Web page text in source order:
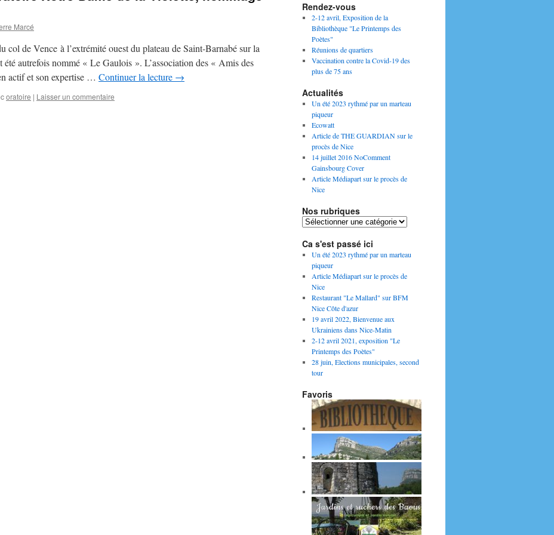
Marcé
col de Vence à l’extrémité ouest du plateau de Saint-Barnabé sur la
autrefois nommé « Le Gaulois ». L’association des « Amis des
actif et son expertise … Continuer la lecture →
oratoire | Laisser un commentaire
Rendez-vous
2-12 avril, Exposition de la
Bibliothèque "Le Printemps des
Poètes"
Réunions de quartiers
Vaccination contre la Covid-19 des
plus de 75 ans
Actualités
Un été 2023 rythmé par un marteau
piqueur
Ecowatt
Article de THE GUARDIAN sur le
procès de Nice
14 juillet 2016 NoComment
Gainsbourg Cover
Article Médiapart sur le procès de
Nice
Nos rubriques
Nos
Ca s'est passé ici
Un été 2023 rythmé par un marteau
piqueur
Article Médiapart sur le procès de
Nice
Restaurant "Le Mallard" sur BFM
Nice Côte d'azur
19 avril 2022, Bienvenue aux
Ukrainiens dans Nice-Matin
2-12 avril 2021, exposition "Le
Printemps des Poètes"
28 juin, Elections municipales, second
tour
Favoris